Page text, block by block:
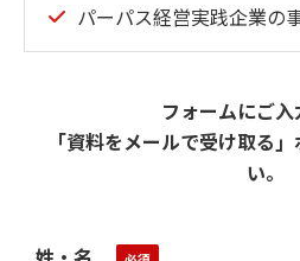
パーパス経営実践企業の
フォームにご入
「資料をメールで受け取る
い。